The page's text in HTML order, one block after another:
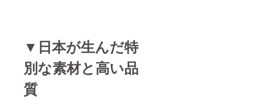
▼日本が生んだ特
別な素材と高い品
質